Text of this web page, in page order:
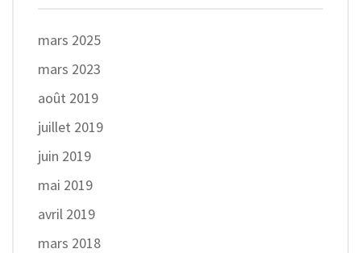
mars 2025
mars 2023
août 2019
juillet 2019
juin 2019
mai 2019
avril 2019
mars 2018